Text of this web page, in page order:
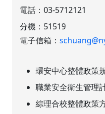
電話：03-5712121
分機：51519
電子信箱：
環安中心整體政策
職業安全衛生管理
綜理合校整體政策